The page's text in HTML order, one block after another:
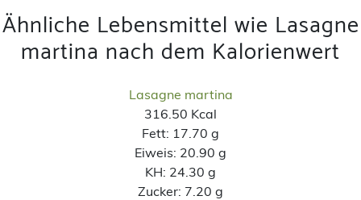
Ähnliche Lebensmittel wie Lasagne
martina nach dem Kalorienwert
Lasagne martina
316.50 Kcal
Fett: 17.70 g
Eiweis: 20.90 g
KH: 24.30 g
Zucker: 7.20 g